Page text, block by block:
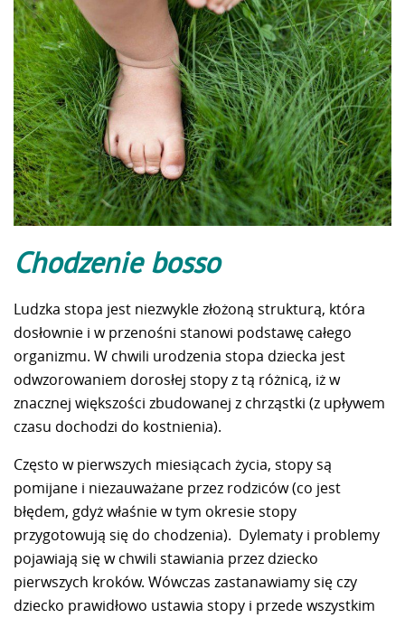
Chodzenie bosso
Ludzka stopa jest niezwykle złożoną strukturą, która
dosłownie i w przenośni stanowi podstawę całego
organizmu. W chwili urodzenia stopa dziecka jest
odwzorowaniem dorosłej stopy z tą różnicą, iż w
znacznej większości zbudowanej z chrząstki (z upływem
czasu dochodzi do kostnienia).
Często w pierwszych miesiącach życia, stopy są
pomijane i niezauważane przez rodziców (co jest
błędem, gdyż właśnie w tym okresie stopy
przygotowują się do chodzenia). Dylematy i problemy
pojawiają się w chwili stawiania przez dziecko
pierwszych kroków. Wówczas zastanawiamy się czy
dziecko prawidłowo ustawia stopy i przede wszystkim